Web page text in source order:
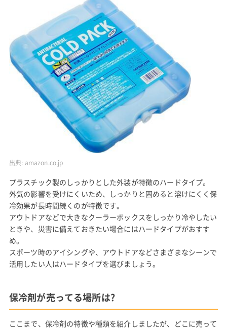
出典: amazon.co.jp
プラスチック製のしっかりとした外装が特徴のハードタイプ。
外気の影響を受けにくいため、しっかりと固めると溶けにくく保
冷効果が長時間続くのが特徴です。
アウトドアなどで大きなクーラーボックスをしっかり冷やしたい
ときや、災害に備えておきたい場合にはハードタイプがおすす
め。
スポーツ時のアイシングや、アウトドアなどさまざまなシーンで
活用したい人はハードタイプを選びましょう。
保冷剤が売ってる場所は?
ここまで、保冷剤の特徴や種類を紹介しましたが、どこに売って